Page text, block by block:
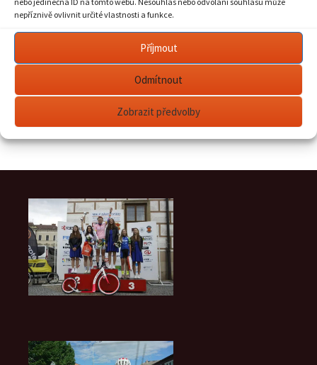
nepříznivě ovlivnit určité vlastnosti a funkce.
Příjmout
Odmítnout
Zobrazit předvolby
Kompletní přehled o mapách
ke stažení